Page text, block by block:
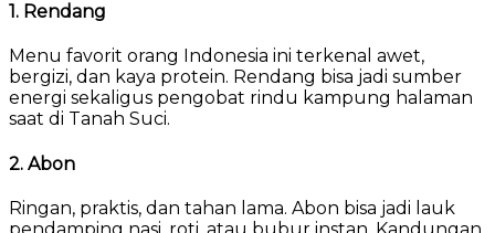
1. Rendang
Menu favorit orang Indonesia ini terkenal awet,
bergizi, dan kaya protein. Rendang bisa jadi sumber
energi sekaligus pengobat rindu kampung halaman
saat di Tanah Suci.
2. Abon
Ringan, praktis, dan tahan lama. Abon bisa jadi lauk